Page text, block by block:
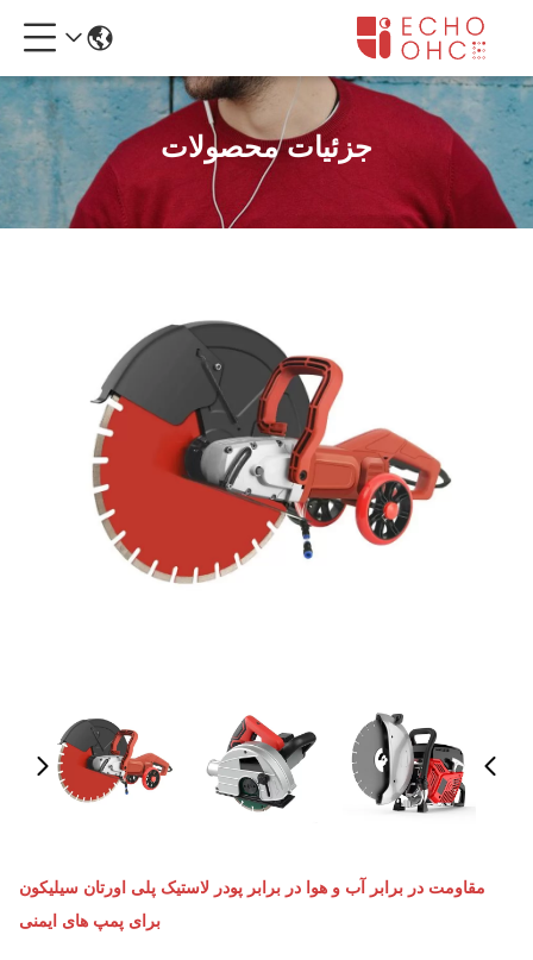
جزئیات محصولات
مقاومت در برابر آب و هوا در برابر پودر لاستیک پلی اورتان سیلیکون
برای پمپ های ایمنی